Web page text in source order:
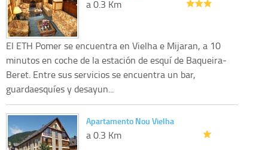
a 0.3 Km
El ETH Pomer se encuentra en Vielha e Mijaran, a 10
minutos en coche de la estación de esquí de Baqueira-
Beret. Entre sus servicios se encuentra un bar,
guardaesquíes y desayun...
Apartamento Nou Vielha
a 0.3 Km